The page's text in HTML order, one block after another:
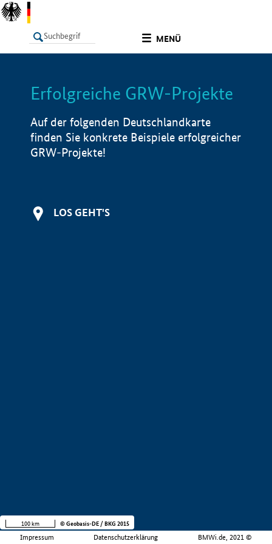
MENÜ
LISTE Info
Erfolgreiche GRW-Projekte
Auf der folgenden Deutschlandkarte
finden Sie konkrete Beispiele erfolgreicher
GRW-Projekte!
LOS GEHT'S
Impressum Datenschutzerklärung BMWi.de, 2021 ©
100 km © Geobasis-DE / BKG 2015